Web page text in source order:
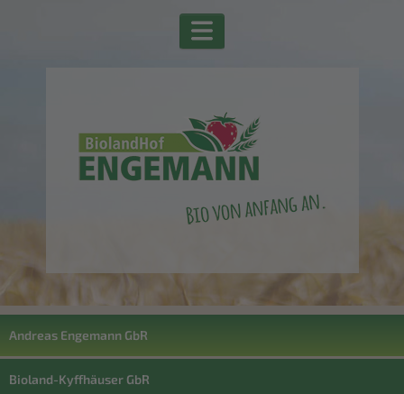
Andreas Engemann GbR
Bioland-Kyffhäuser GbR